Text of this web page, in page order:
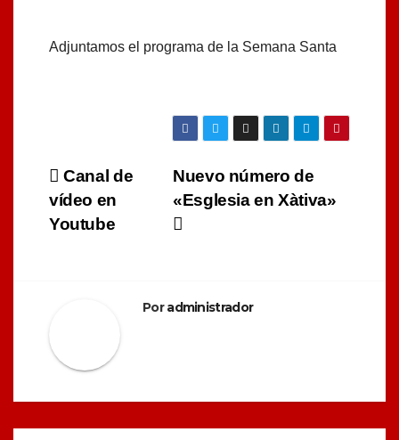
Adjuntamos el programa de la Semana Santa
Navegación
de
Nuevo número de
«Esglesia en Xàtiva»
Canal de
vídeo en
Youtube
Poradministrador